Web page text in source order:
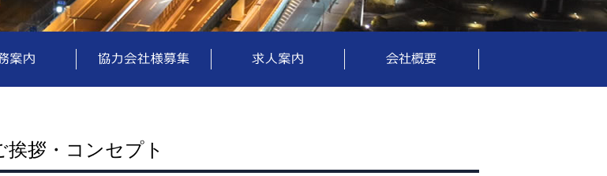
挨拶・コンセプト